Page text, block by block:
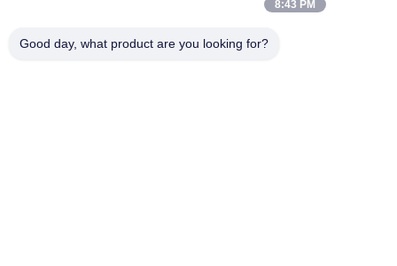
8:43 PM
Good day, what product are you looking for?